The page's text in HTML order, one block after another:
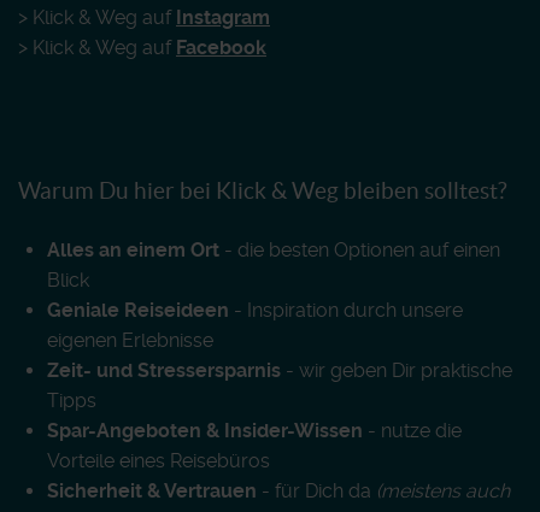
> Klick & Weg auf Instagram
> Klick & Weg auf Facebook
Warum Du hier bei Klick & Weg bleiben solltest?
Alles an einem Ort - die besten Optionen auf einen
Blick
Geniale Reiseideen - Inspiration durch unsere
eigenen Erlebnisse
Zeit- und Stressersparnis - wir geben Dir praktische
Tipps
Spar-Angeboten & Insider-Wissen - nutze die
Vorteile eines Reisebüros
Sicherheit & Vertrauen - für Dich da (meistens auch